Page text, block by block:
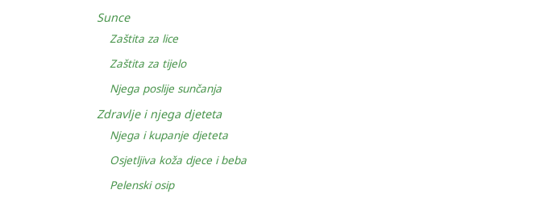
Sunce
Zaštita za lice
Zaštita za tijelo
Njega poslije sunčanja
Zdravlje i njega djeteta
Njega i kupanje djeteta
Osjetljiva koža djece i beba
Pelenski osip